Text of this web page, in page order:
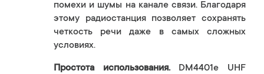
помехи и шумы на канале связи. Благодаря
этому радиостанция позволяет сохранять
четкость речи даже в самых сложных
условиях.
Простота использования.DM4401e UHF